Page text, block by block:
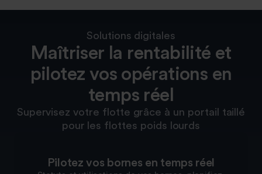
Solutions digitales
Maîtriser la rentabilité et
pilotez vos opérations en
temps réel
Supervisez votre flotte grâce à un portail taillé
pour les flottes poids lourds
Pilotez vos bornes en temps réel